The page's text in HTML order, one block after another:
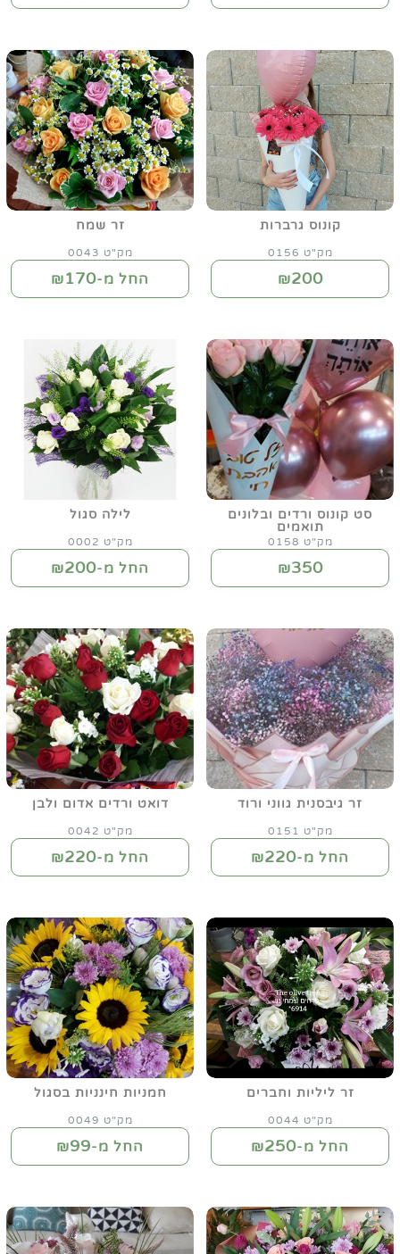
קונוס גרברות
מק"ט 0156
₪200
זר שמח
מק"ט 0043
החל מ-₪170
סט קונוס ורדים ובלונים
תואמים
מק"ט 0158
₪350
לילה סגול
מק"ט 0002
החל מ-₪200
זר גיבסנית גווני ורוד
מק"ט 0151
החל מ-₪220
דואט ורדים אדום ולבן
מק"ט 0042
החל מ-₪220
זר ליליות וחברים
מק"ט 0044
החל מ-₪250
חמניות חינניות בסגול
מק"ט 0049
החל מ-₪99